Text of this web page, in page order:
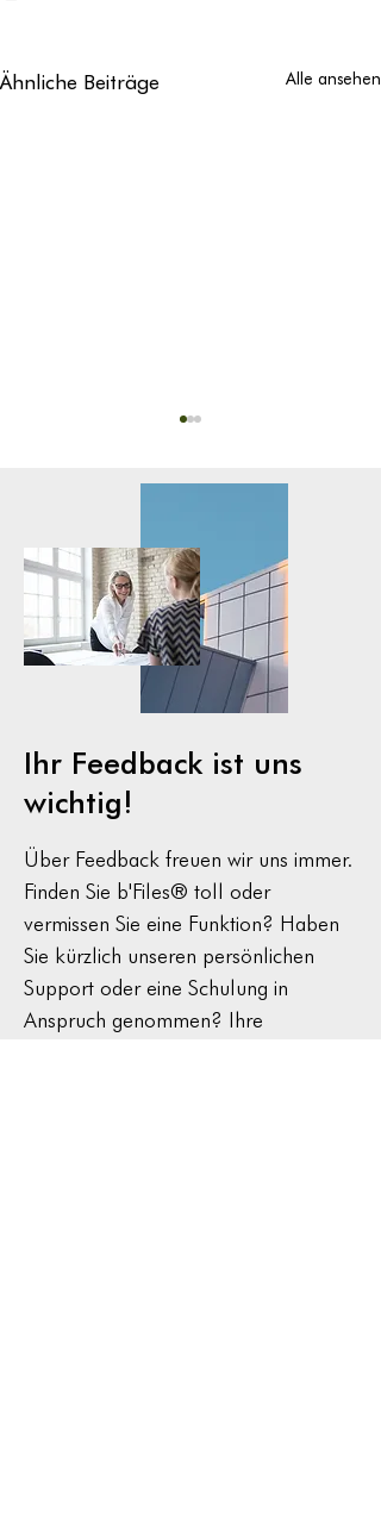
Ähnliche Beiträge Alle ansehen
FileMaker Versionen
Ihr Feedback ist uns
wichtig!
Über Feedback freuen wir uns immer.
Finden Sie b'Files® toll oder
vermissen Sie eine Funktion? Haben
Sie kürzlich unseren persönlichen
Support oder eine Schulung in
Anspruch genommen? Ihre